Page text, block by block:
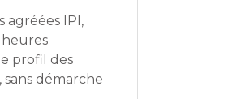
agréées IPI,
heures
profil des
sans démarche